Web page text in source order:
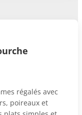
régalés avec
poireaux et